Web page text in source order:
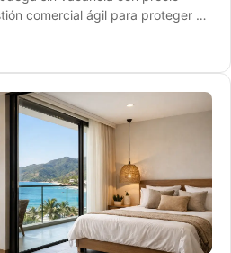
comercial ágil para proteger su